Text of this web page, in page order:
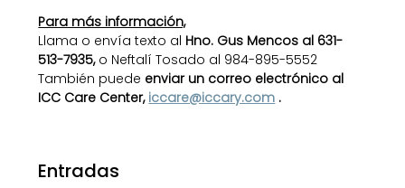
Para más información,
Llama o envía texto al Hno. Gus Mencos al 631-
513-7935, o Neftalí Tosado al 984-895-5552
También puede enviar un correo electrónico al
ICC Care Center, iccare@iccary.com .
Entradas